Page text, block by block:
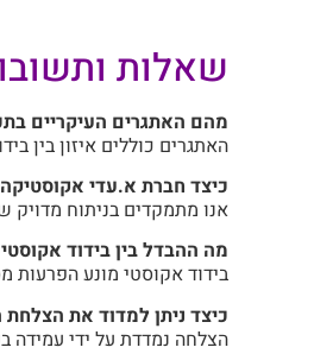
שאלות
מהם האתגרים העיקריים
האתגרים כוללים איזון בין
כיצד חברת א.עדי
אנו מתמקדים בניתוח מדויק
מה ההבדל בין בידוד
בידוד אקוסטי מונע הפרעות
כיצד ניתן למדוד את הצלחת
הצלחה נמדדת על ידי עמידה